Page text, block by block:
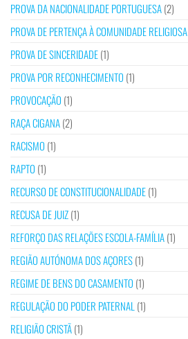
PROVA DA NACIONALIDADE PORTUGUESA(2)
PROVA DE PERTENÇA À COMUNIDADE RELIGIOSA
PROVA DE SINCERIDADE(1)
PROVA POR RECONHECIMENTO (1)
PROVOCAÇÃO (1)
RAÇA CIGANA(2)
RACISMO (1)
RAPTO (1)
RECURSO DE CONSTITUCIONALIDADE(1)
RECUSA DE JUIZ(1)
REFORÇO DAS RELAÇÕES ESCOLA-FAMÍLIA(1)
REGIÃO AUTÓNOMA DOS AÇORES(1)
REGIME DE BENS DO CASAMENTO (1)
REGULAÇÃO DO PODER PATERNAL (1)
RELIGIÃO CRISTÃ(1)